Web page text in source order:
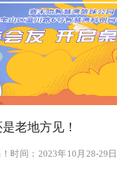
老地方见！
时间：2023年10月28-29